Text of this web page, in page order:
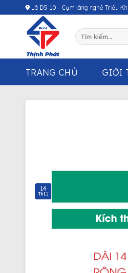
Chuyển
đến
Lô D5-10 - Cụm làng nghề Triều
Tìm
kiếm:
TRANG CHỦ GIỚI
14
Th11